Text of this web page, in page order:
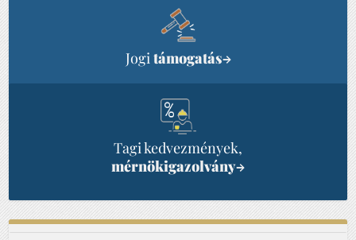
Jogitámogatás→
Tagi kedvezmények,
mérnökigazolvány→